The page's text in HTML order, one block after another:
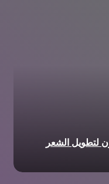
لتطويل الشعر